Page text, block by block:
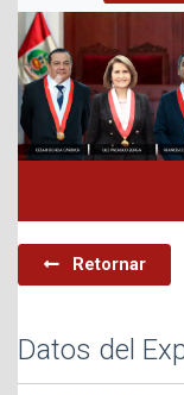
Previous
Retornar
Datos del